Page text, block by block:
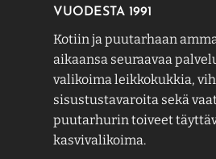
VUODESTA 1991
Kotiin ja puutarhaan
aikaansa seuraavaa
valikoima leikkokukkia,
sisustustavaroita sekä
puutarhurin toiveet
kasvivalikoima.